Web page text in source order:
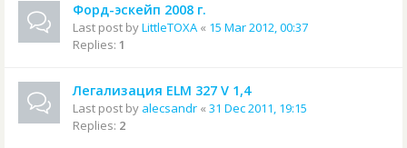
Форд-эскейп 2008 г.
Last post byLittleTOXA « 15 Mar 2012, 00:37
Replies: 1
Легализация ELM 327 V 1,4
Last post by alecsandr « 31 Dec 2011, 19:15
Replies: 2